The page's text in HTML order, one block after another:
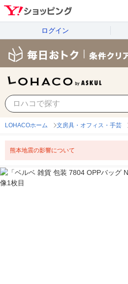
ログイン
LOHACOホーム 文房具・オフィス・手芸
熊本地震の影響について